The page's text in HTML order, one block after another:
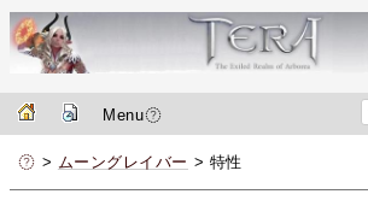
Menu
> ムーングレイバー > 特性